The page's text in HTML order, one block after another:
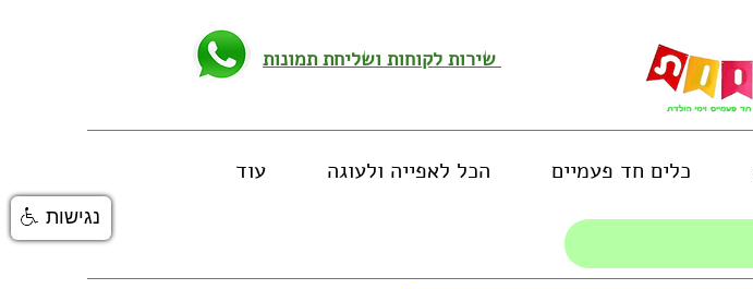
כלים חד פעמיים הכל לאפייה ולעוגה עוד
נגישות